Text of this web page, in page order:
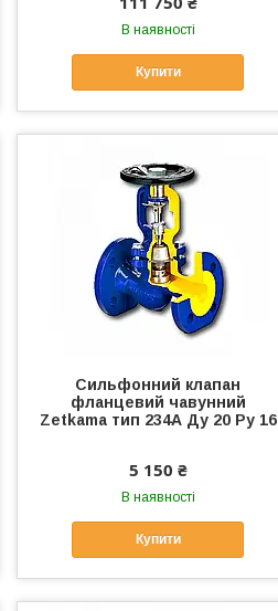
В наявності
Купити
Сильфонний клапан
фланцевий чавунний
Zetkama тип 234А Ду 20 Ру 16
5 150 ₴
В наявності
Купити